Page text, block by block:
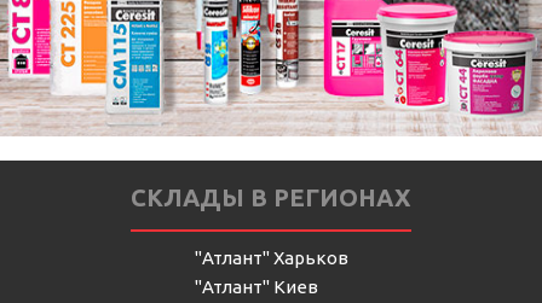
СКЛАДЫ В РЕГИОНАХ
"Атлант" Харьков
"Атлант" Киев